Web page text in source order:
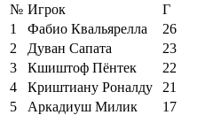
№ Игрок
Г
1
Фабио Квальярелла
26
2
Дуван Сапата
23
3
Кшиштоф Пёнтек
22
4
Криштиану Роналду
21
5
Аркадиуш Милик
17